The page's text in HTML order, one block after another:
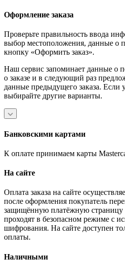
Оформление заказа
Проверьте правильность ввода
выбор местоположения, данные о
кнопку «Оформить заказ».
Наш сервис запоминает данные о
о заказе и в следующий раз
данные предыдущего заказа. Если
выбирайте другие варианты.
Банковскими картами
К оплате принимаем карты
На сайте
Оплата заказа на сайте
после оформления покупатель
защищённую платёжную страницу
проходят в безопасном режиме с
шифрования. На сайте доступен
оплаты.
Наличными